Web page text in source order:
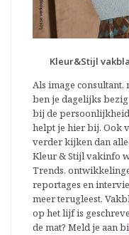
Kleur&Stijl
Als image
ben je dagelijks
bij de
helpt je hier bij. Ook
verder kijken dan
Kleur & Stijl vakinfo
Trends,
reportages en
meer terugleest.
op het lijf is
de mat? Meld je aan